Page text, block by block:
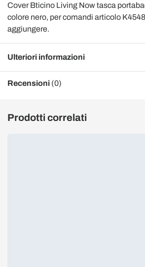
Cover Bticino Living Now tasca
colore nero, per comandi articolo
aggiungere.
Ulteriori informazioni
Recensioni (0)
Prodotti correlati